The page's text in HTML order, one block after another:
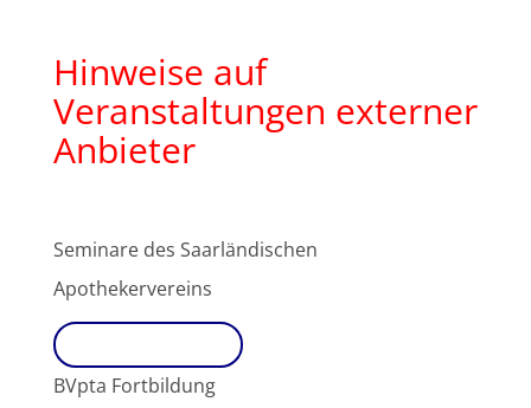
Hinweise auf
Veranstaltungen externer
Anbieter
Seminare des Saarländischen
Apothekervereins
BVpta Fortbildung